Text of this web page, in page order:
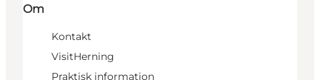
Om
Kontakt
VisitHerning
Praktisk information